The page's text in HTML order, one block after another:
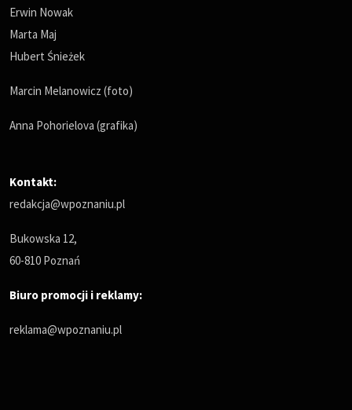
Erwin Nowak
Marta Maj
Hubert Śnieżek
Marcin Melanowicz (foto)
Anna Pohorielova (grafika)
Kontakt:
redakcja@wpoznaniu.pl
Bukowska 12,
60-810 Poznań
Biuro promocji i reklamy:
reklama@wpoznaniu.pl